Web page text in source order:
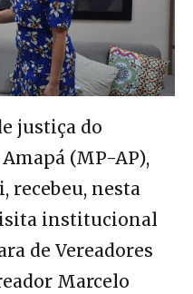
justiça do
(MP-AP),
recebeu, nesta
institucional
de Vereadores
Marcelo